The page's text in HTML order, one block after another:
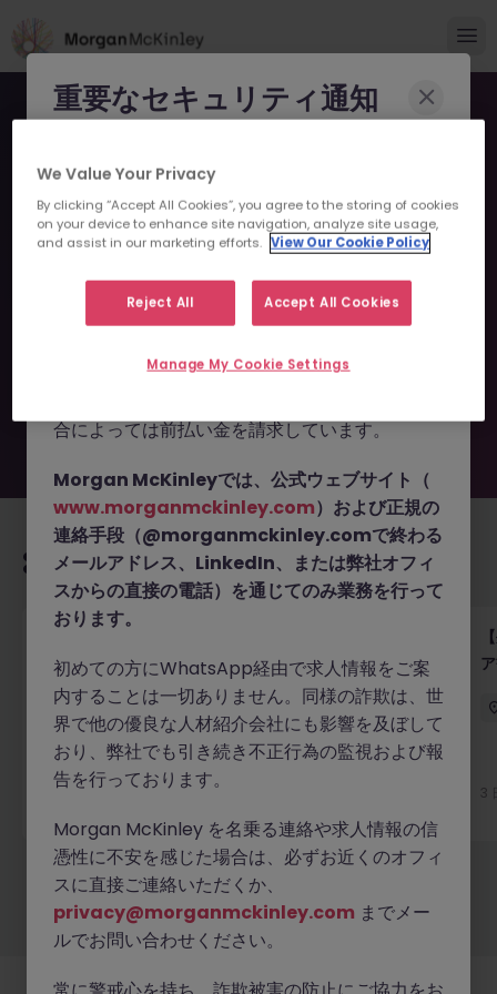
申し訳ございません。こちら
の求人の掲載は終了しまし
た。
あなたにおすすめの求人
東京 正社員 550万円～800万円
3 日前 3
もっと見る
採用企業様新着求人最新トピックス当社について 法務 クッキーの設定
重要なセキュリティ通知
になりすまし、求職者を詐欺に巻き込もうとする
事例が報告されています。
morganmckinleyjob.com、
morganmckinleyhire.com）を使用し、虚偽の
で、WhatsApp などのメッセージアプリを通じ
合によっては前払い金を請求しています。
Morgan McKinleyでは、公式ウェブサイト（
www.morganmckinley.com）および正規の
連絡手段（@morganmckinley.comで終わる
メールアドレス、LinkedIn、または弊社オフィ
スからの直接の電話）を通じてのみ業務を行って
おります。
初めての方にWhatsApp経由で求人情報をご案
内することは一切ありません。同様の詐欺は、世
界で他の優良な人材紹介会社にも影響を及ぼして
おり、弊社でも引き続き不正行為の監視および報
告を行っております。
Morgan McKinley を名乗る連絡や求人情報の信
憑性に不安を感じた場合は、必ずお近くのオフィ
スに直接ご連絡いただくか、
privacy@morganmckinley.com までメー
ルでお問い合わせください。
We Value Your Privacy
By clicking “Accept All Cookies”, you agree to the storing of cookies
on your device to enhance site navigation, analyze site usage,
and assist in our marketing efforts. View Our Cookie Policy
Reject All Accept All Cookies
Manage My Cookie Settings